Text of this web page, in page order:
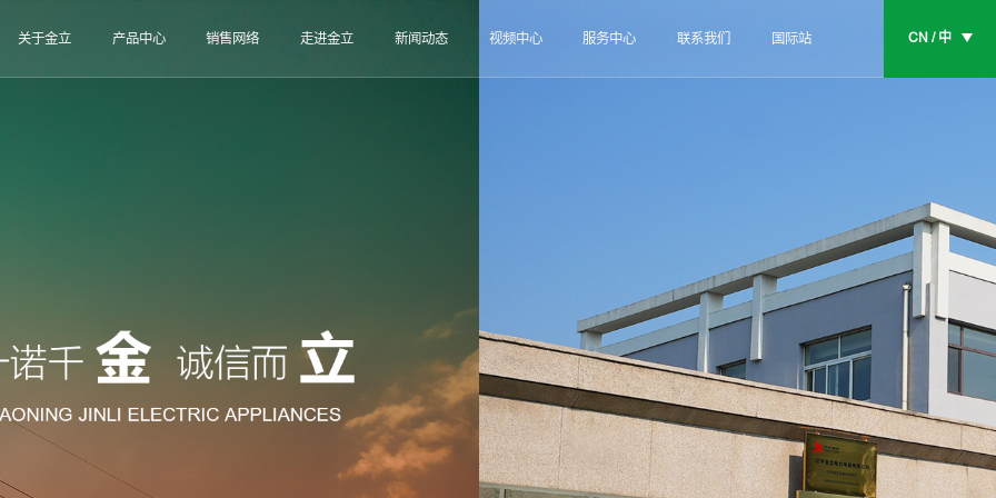
关于金立 产品中心 销售网络 走进金立 新闻动态 视频中心 服务中心 联系我们 国际站 CN / 中